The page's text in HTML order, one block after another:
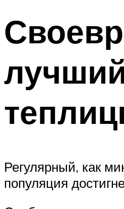
Регулярный, как
популяция